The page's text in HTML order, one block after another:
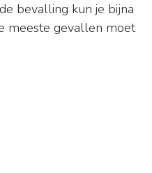
bevalling kun je bijna
meeste gevallen moet